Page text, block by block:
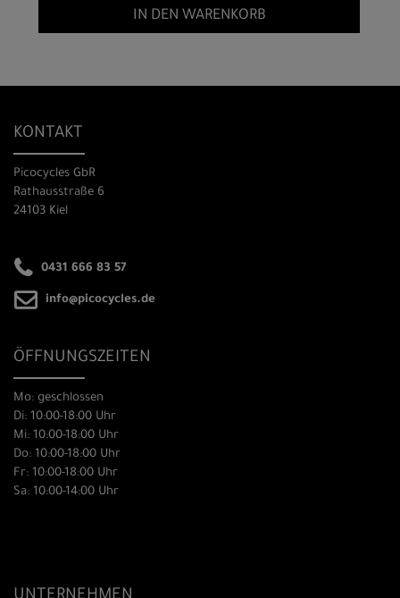
IN DEN WARENKORB
KONTAKT
Picocycles GbR
Rathausstraße 6
24103 Kiel
0431 666 83 57
info@picocycles.de
ÖFFNUNGSZEITEN
Mo: geschlossen
Di: 10:00-18:00 Uhr
Mi: 10:00-18:00 Uhr
Do: 10:00-18:00 Uhr
Fr: 10:00-18:00 Uhr
Sa: 10:00-14:00 Uhr